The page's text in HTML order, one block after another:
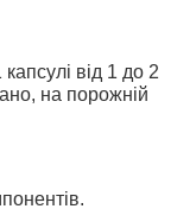
капсулі від 1 до 2
на порожній